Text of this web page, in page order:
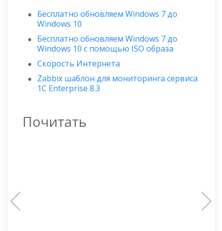
Бесплатно обновляем Windows 7 до
Windows 10
Бесплатно обновляем Windows 7 до
Windows 10 с помощью ISO образа
Скорость Интернета
Zabbix шаблон для мониторинга сервиса
1C Enterprise 8.3
Почитать